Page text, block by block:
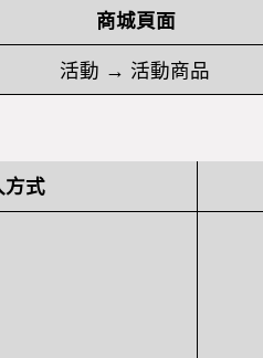
商城頁面
活動 → 活動商品
方式